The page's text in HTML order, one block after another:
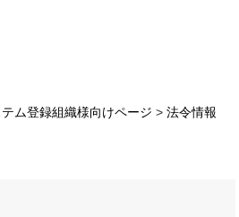
ム登録組織様向けページ >法令情報